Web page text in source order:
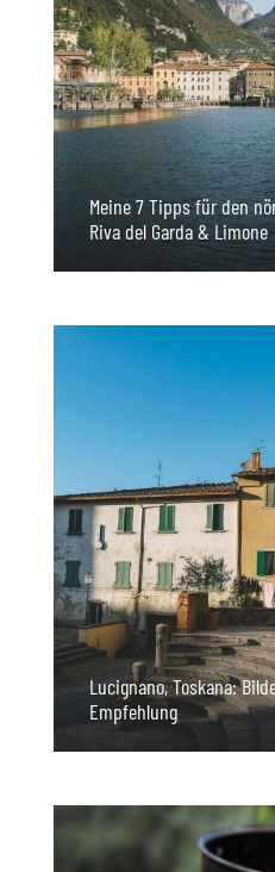
Meine 7 Tipps für den
Riva del Garda & Limone
Lucignano, Toskana:
Empfehlung